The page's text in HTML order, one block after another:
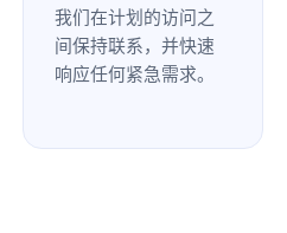
我们在计划的访问之
间保持联系，并快速
响应任何紧急需求。